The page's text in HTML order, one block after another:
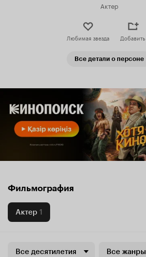
Актер
Любимая звезда Добавить
Все детали о персоне
Фильмография
Актер 1
Все десятилетия Все жанры